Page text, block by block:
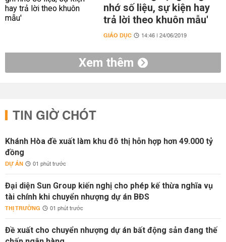
nhớ số liệu, sự kiện hay
trả lời theo khuôn mẫu'
GIÁO DỤC 14:46 | 24/06/2019
Xem thêm
TIN GIỜ CHÓT
Khánh Hòa đề xuất làm khu đô thị hỗn hợp hơn 49.000 tỷ
đồng
DỰ ÁN 01 phút trước
Đại diện Sun Group kiến nghị cho phép kế thừa nghĩa vụ
tài chính khi chuyển nhượng dự án BĐS
THỊ TRƯỜNG 01 phút trước
Đề xuất cho chuyển nhượng dự án bất động sản đang thế